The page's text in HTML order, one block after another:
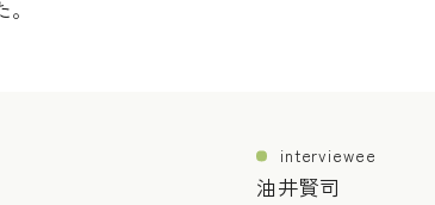
interviewee
油井賢司